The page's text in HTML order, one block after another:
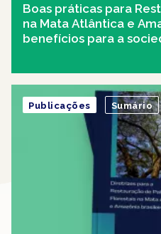
Boas práticas para
na Mata Atlântica e
benefícios para a
Publicações Sumário